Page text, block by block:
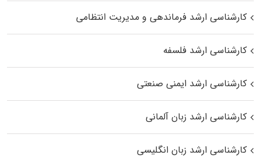
کارشناسی ارشد فرماندهی و مدیریت انتظامی
کارشناسی ارشد فلسفه
کارشناسی ارشد ایمنی صنعتی
کارشناسی ارشد زبان آلمانی
کارشناسی ارشد زبان انگلیسی